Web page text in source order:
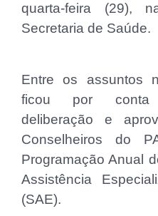
quarta-feira (29),
Secretaria de Saúde.
Entre os assuntos
ficou por conta
deliberação e
Conselheiros do
Programação Anual
Assistência
(SAE).